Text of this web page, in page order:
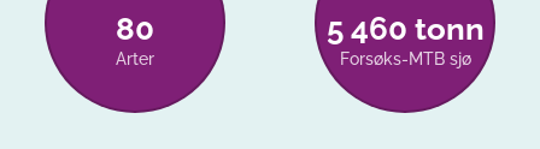
80
Arter
5 460 tonn
Forsøks-MTB sjø